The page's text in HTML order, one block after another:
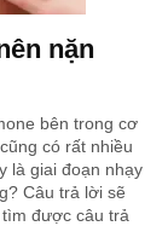
nặn
bên trong cơ
có rất nhiều
là giai đoạn nhạy
Câu trả lời sẽ
được câu trả